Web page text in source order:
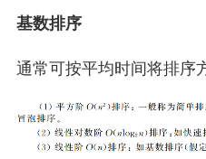
基数排序
通常可按平均时间将排序